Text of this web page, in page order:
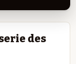
des